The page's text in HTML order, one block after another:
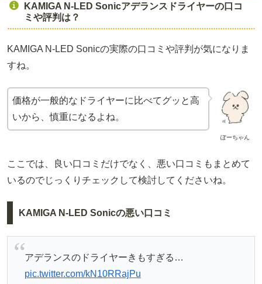
KAMIGA N-LED Sonicアデランスドライヤーの口コ
ミや評判は？
KAMIGA N-LED Sonicの実際の口コミや評判が気になりま
すね。
ぽーちゃん
価格が一般的なドライヤーに比べてグッと高
いから、慎重になるよね。
ここでは、良い口コミだけでなく、悪い口コミもまとめて
いるのでじっくりチェックして検討してくださいね。
KAMIGA N-LED Sonicの悪い口コミ
アデランスのドライヤーきもすぎる…
pic.twitter.com/kN10RRajPu